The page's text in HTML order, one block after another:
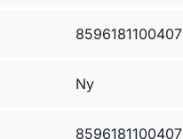
8596181100407
Ny
8596181100407